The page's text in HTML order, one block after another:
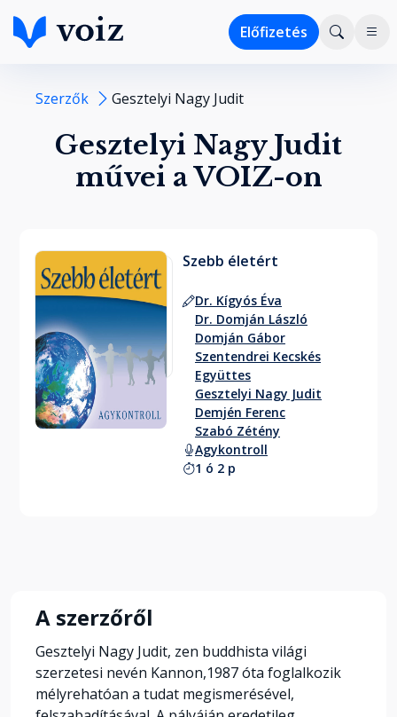
Előfizetés
Szerzők Gesztelyi Nagy Judit
Gesztelyi Nagy Judit
művei a VOIZ-on
Szebb életért
Dr. Kígyós Éva
Dr. Domján László
Domján Gábor
Szentendrei Kecskés
Együttes
Gesztelyi Nagy Judit
Demjén Ferenc
Szabó Zétény
Agykontroll
1 ó 2 p
A szerzőről
Gesztelyi Nagy Judit, zen buddhista világi
szerzetesi nevén Kannon,1987 óta foglalkozik
mélyrehatóan a tudat megismerésével,